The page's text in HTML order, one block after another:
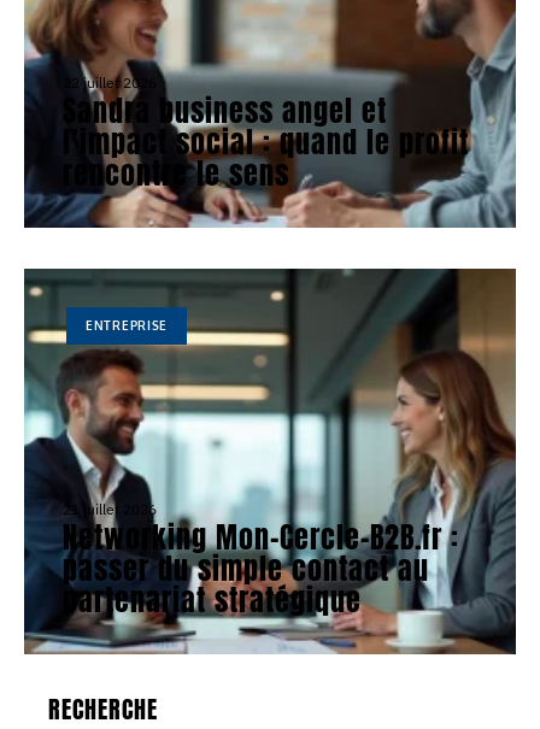
22 juillet 2026
Sandra business angel et
l’impact social : quand le profit
rencontre le sens
ENTREPRISE
21 juillet 2026
Networking Mon-Cercle-B2B.fr :
passer du simple contact au
partenariat stratégique
RECHERCHE